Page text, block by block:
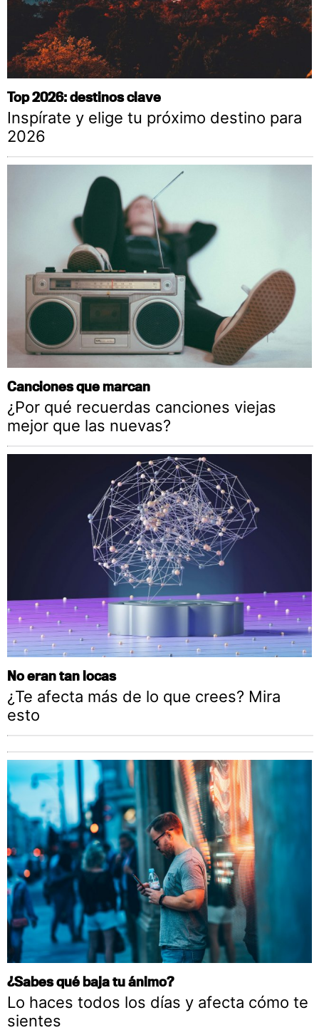
Top 2026: destinos clave
Inspírate y elige tu próximo destino para
2026
Canciones que marcan
¿Por qué recuerdas canciones viejas
mejor que las nuevas?
No eran tan locas
¿Te afecta más de lo que crees? Mira
esto
¿Sabes qué baja tu ánimo?
Lo haces todos los días y afecta cómo te
sientes